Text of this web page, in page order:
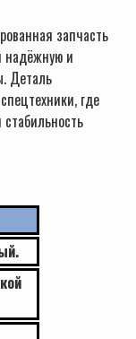
запчасть
надёжную и
Деталь
где